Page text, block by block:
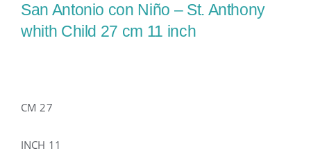
San Antonio con Niño – St. Anthony
whith Child 27 cm 11 inch
CM 27
INCH 11